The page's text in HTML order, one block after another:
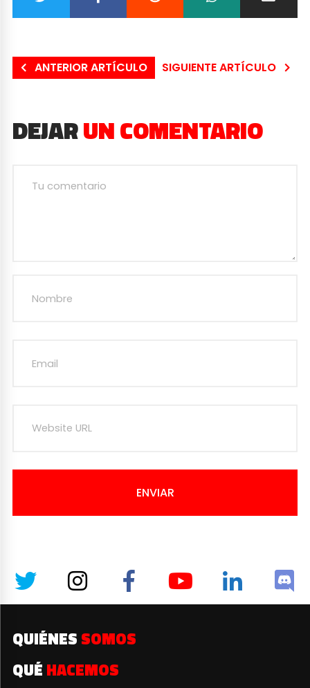
ANTERIOR ARTÍCULO SIGUIENTE ARTÍCULO
DEJARUN COMENTARIO
ENVIAR
QUIÉNES SOMOS
QUÉ HACEMOS